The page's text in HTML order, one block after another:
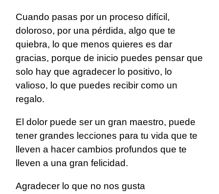
Cuando pasas por un proceso difícil,
doloroso, por una pérdida, algo que te
quiebra, lo que menos quieres es dar
gracias, porque de inicio puedes pensar que
solo hay que agradecer lo positivo, lo
valioso, lo que puedes recibir como un
regalo.
El dolor puede ser un gran maestro, puede
tener grandes lecciones para tu vida que te
lleven a hacer cambios profundos que te
lleven a una gran felicidad.
Agradecer lo que no nos gusta